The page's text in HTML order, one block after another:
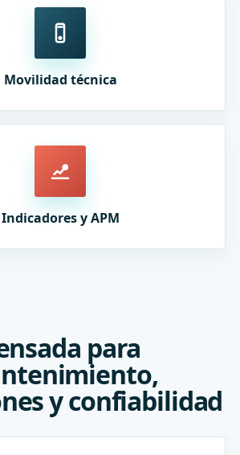
Movilidad técnica
Indicadores y APM
para
y confiabilidad